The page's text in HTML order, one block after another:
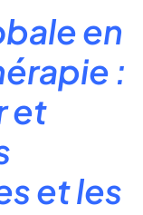
en
:
et
et les